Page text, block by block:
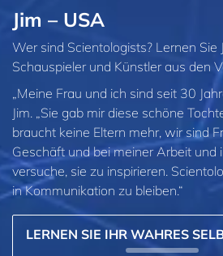
Jim – USA
Wer sind Scientologists? Lernen Sie
Schauspieler und Künstler aus den
„Meine Frau und ich sind seit 30
Jim. „Sie gab mir diese schöne
braucht keine Eltern mehr, wir sind
Geschäft und bei meiner Arbeit und
versuche, sie zu inspirieren.
in Kommunikation zu bleiben.“
LERNEN SIE IHR WAHRES